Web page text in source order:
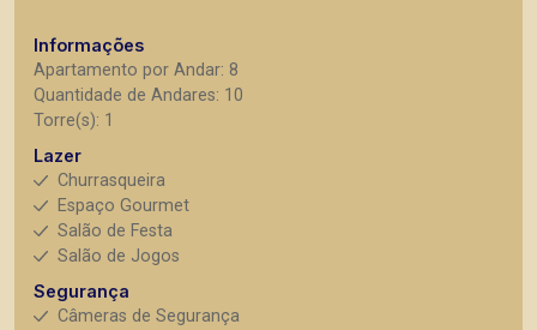
Informações
Apartamento por Andar: 8
Quantidade de Andares: 10
Torre(s): 1
Lazer
Churrasqueira
Espaço Gourmet
Salão de Festa
Salão de Jogos
Segurança
Câmeras de Segurança